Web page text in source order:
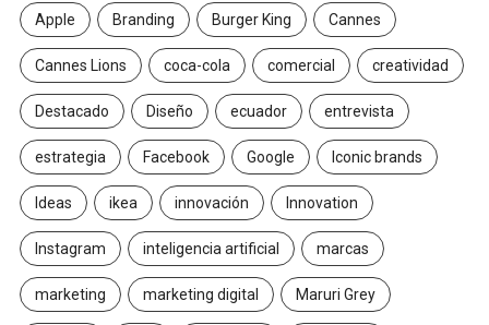
Apple Branding Burger King Cannes
Cannes Lions coca-cola comercial creatividad
Destacado Diseño ecuador entrevista
estrategia Facebook Google Iconic brands
Ideas ikea innovación Innovation
Instagram inteligencia artificial marcas
marketing marketing digital Maruri Grey